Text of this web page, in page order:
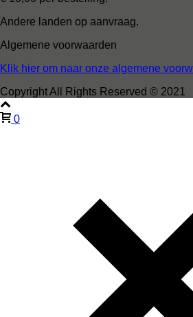
Andere landen op aanvraag.
Algemene voorwaarden
Klik hier om naar onze algemene
Copyright All Rights Reserved © 2021
0